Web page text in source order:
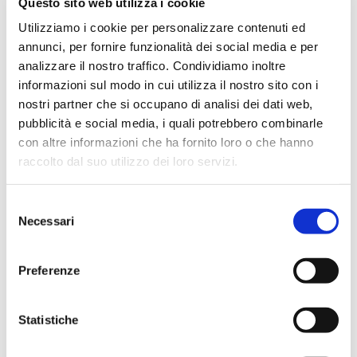
Utilizziamo i cookie per personalizzare contenuti ed
annunci, per fornire funzionalità dei social media e per
analizzare il nostro traffico. Condividiamo inoltre
informazioni sul modo in cui utilizza il nostro sito con i
nostri partner che si occupano di analisi dei dati web,
pubblicità e social media, i quali potrebbero combinarle
con altre informazioni che ha fornito loro o che hanno
raccolto dal suo utilizzo dei loro servizi.
delNecessari
Preferenze
Statistiche
Di fronte alla Chiesa si trova il
culturale illuminato